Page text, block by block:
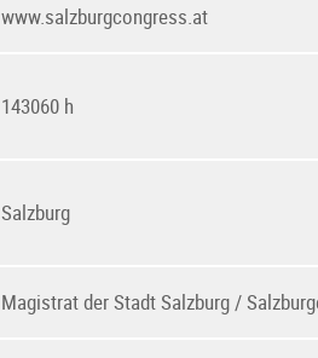
www.salzburgcongress.at
143060 h
Salzburg
Magistrat der Stadt Salzburg /